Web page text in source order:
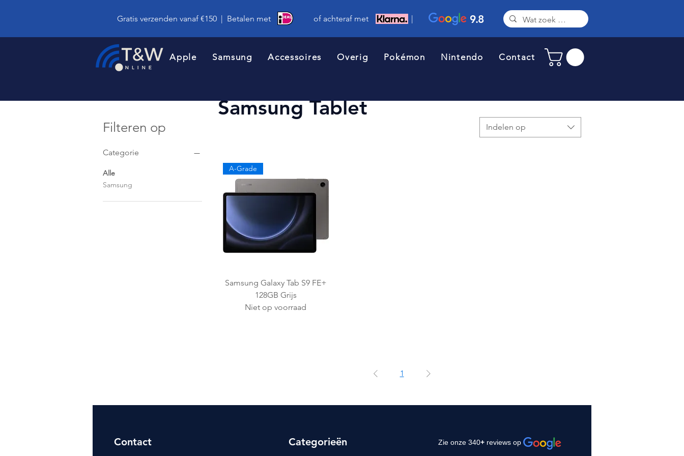
Gratis verzenden vanaf €150 | Betalen met of achteraf met | 9.8
Apple Samsung Accessoires Overig Pokémon Nintendo Contact
Filteren op
Categorie
Alle
Samsung
Indelen op
Snel overzicht
A-Grade
Samsung Galaxy Tab S9 FE+
128GB Grijs
Niet op voorraad
1
Samsung Tablet
Contact Categorieën Zie onze 340+ reviews op